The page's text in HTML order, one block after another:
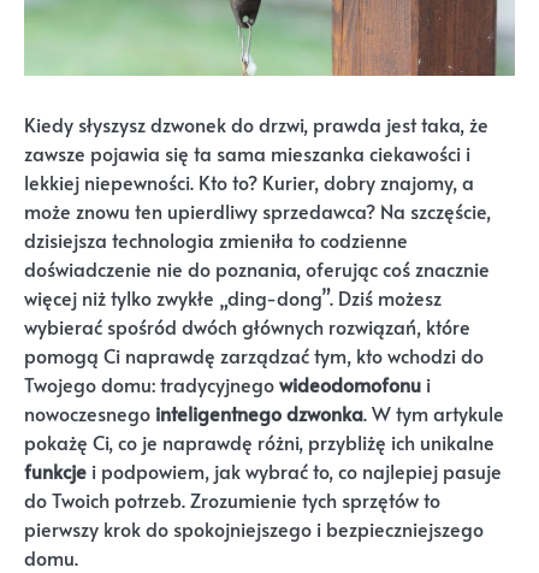
Kiedy słyszysz dzwonek do drzwi, prawda jest taka, że
zawsze pojawia się ta sama mieszanka ciekawości i
lekkiej niepewności. Kto to? Kurier, dobry znajomy, a
może znowu ten upierdliwy sprzedawca? Na szczęście,
dzisiejsza technologia zmieniła to codzienne
doświadczenie nie do poznania, oferując coś znacznie
więcej niż tylko zwykłe „ding-dong”. Dziś możesz
wybierać spośród dwóch głównych rozwiązań, które
pomogą Ci naprawdę zarządzać tym, kto wchodzi do
Twojego domu: tradycyjnegowideodomofonu i
nowoczesnego inteligentnego dzwonka. W tym artykule
pokażę Ci, co je naprawdę różni, przybliżę ich unikalne
funkcje i podpowiem, jak wybrać to, co najlepiej pasuje
do Twoich potrzeb. Zrozumienie tych sprzętów to
pierwszy krok do spokojniejszego i bezpieczniejszego
domu.